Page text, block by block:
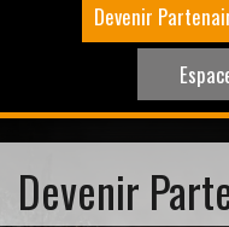
Devenir
Devenir